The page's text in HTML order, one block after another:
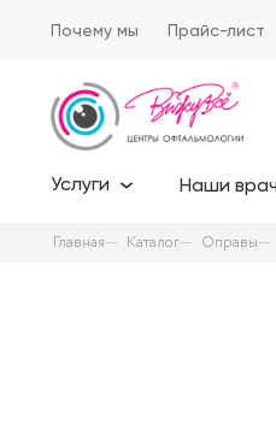
Почему мы Прайс-лист
Услуги Наши
Главная Каталог Оправы